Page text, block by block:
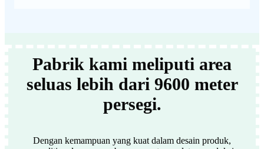
Pabrik kami meliputi area
seluas lebih dari 9600 meter
persegi.
Dengan kemampuan yang kuat dalam desain produk,